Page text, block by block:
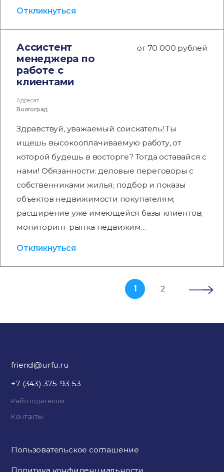
Откликнуться
Ассистент
менеджера по
работе с
клиентами
от 70 000 рублей
Адресат
Волгоград
Здравствуй, уважаемый соискатель! Ты
ищешь высокооплачиваемую работу, от
которой будешь в восторге? Тогда оставайся с
нами! Обязанности: деловые переговоры с
собственниками жилья; подбор и показы
объектов недвижимости покупателям;
расширение уже имеющейся базы клиентов;
мониторинг рынка недвижим…
Откликнуться
1 2
friend@urfu.ru
+7 (343) 375-93-53
Работодателям
Контакты
Пользовательское соглашение